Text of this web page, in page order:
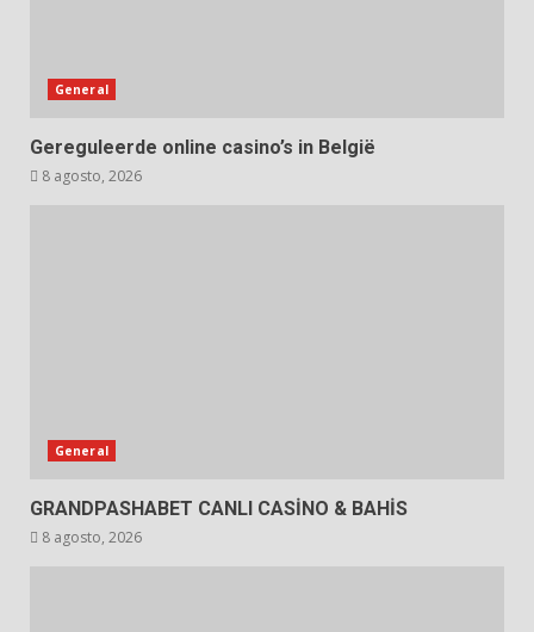
General
Gereguleerde online casino’s in België
8 agosto, 2026
General
GRANDPASHABET CANLI CASİNO & BAHİS
8 agosto, 2026